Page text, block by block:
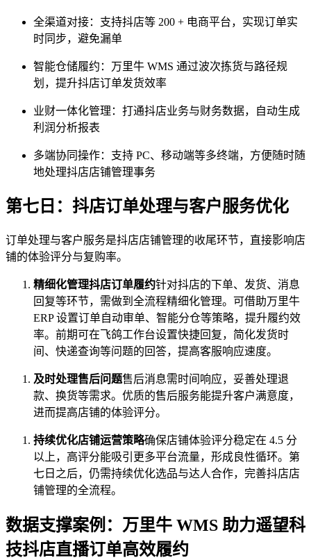
全渠道对接：支持抖店等 200 + 电商平台，实现订单实
时同步，避免漏单
智能仓储履约：万里牛 WMS 通过波次拣货与路径规
划，提升抖店订单发货效率
业财一体化管理：打通抖店业务与财务数据，自动生成
利润分析报表
多端协同操作：支持 PC、移动端等多终端，方便随时随
地处理抖店店铺管理事务
第七日：抖店订单处理与客户服务优化
订单处理与客户服务是抖店店铺管理的收尾环节，直接影响店
铺的体验评分与复购率。
精细化管理抖店订单履约针对抖店的下单、发货、消息
回复等环节，需做到全流程精细化管理。可借助万里牛
ERP 设置订单自动审单、智能分仓等策略，提升履约效
率。前期可在飞鸽工作台设置快捷回复，简化发货时
间、快递查询等问题的回答，提高客服响应速度。
及时处理售后问题售后消息需时间响应，妥善处理退
款、换货等需求。优质的售后服务能提升客户满意度，
进而提高店铺的体验评分。
持续优化店铺运营策略确保店铺体验评分稳定在 4.5 分
以上，高评分能吸引更多平台流量，形成良性循环。第
七日之后，仍需持续优化选品与达人合作，完善抖店店
铺管理的全流程。
数据支撑案例：万里牛 WMS 助力遥望科
技抖店直播订单高效履约